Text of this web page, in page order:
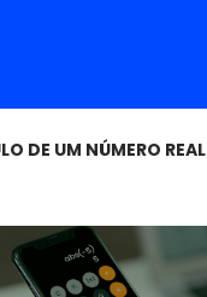
DE UM NÚMERO REAL